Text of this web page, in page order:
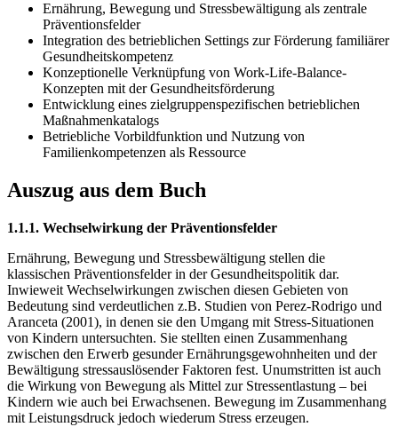
Ernährung, Bewegung und Stressbewältigung als zentrale
Präventionsfelder
Integration des betrieblichen Settings zur Förderung familiärer
Gesundheitskompetenz
Konzeptionelle Verknüpfung von Work-Life-Balance-
Konzepten mit der Gesundheitsförderung
Entwicklung eines zielgruppenspezifischen betrieblichen
Maßnahmenkatalogs
Betriebliche Vorbildfunktion und Nutzung von
Familienkompetenzen als Ressource
Auszug aus dem Buch
1.1.1. Wechselwirkung der Präventionsfelder
Ernährung, Bewegung und Stressbewältigung stellen die
klassischen Präventionsfelder in der Gesundheitspolitik dar.
Inwieweit Wechselwirkungen zwischen diesen Gebieten von
Bedeutung sind verdeutlichen z.B. Studien von Perez-Rodrigo und
Aranceta (2001), in denen sie den Umgang mit Stress-Situationen
von Kindern untersuchten. Sie stellten einen Zusammenhang
zwischen den Erwerb gesunder Ernährungsgewohnheiten und der
Bewältigung stressauslösender Faktoren fest. Unumstritten ist auch
die Wirkung von Bewegung als Mittel zur Stressentlastung – bei
Kindern wie auch bei Erwachsenen. Bewegung im Zusammenhang
mit Leistungsdruck jedoch wiederum Stress erzeugen.